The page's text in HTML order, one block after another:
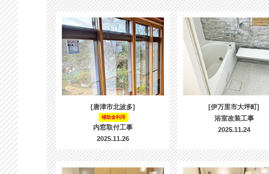
[唐津市北波多]
補助金利用
内窓取付工事
2025.11.26
[伊万里市大坪町]
浴室改装工事
2025.11.24